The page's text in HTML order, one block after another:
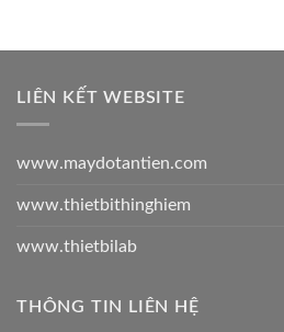
LIÊN KẾT WEBSITE
www.maydotantien.com
www.thietbithinghiem
www.thietbilab
THÔNG TIN LIÊN HỆ